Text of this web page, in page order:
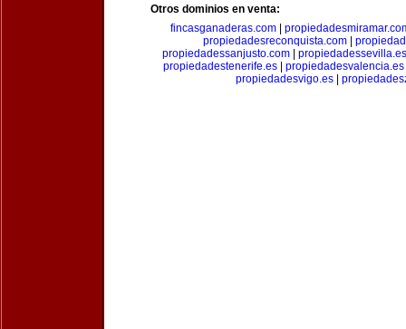
Otros dominios en venta:
fincasganaderas.com
propiedadesreconquista.com
propiedadessanjusto.com| propiedadessevilla.es
propiedadestenerife.es| propiedadesvalencia.es
propiedadesvigo.es|